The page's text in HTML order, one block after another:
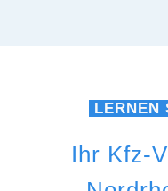
LERNEN
Ihr Kfz-